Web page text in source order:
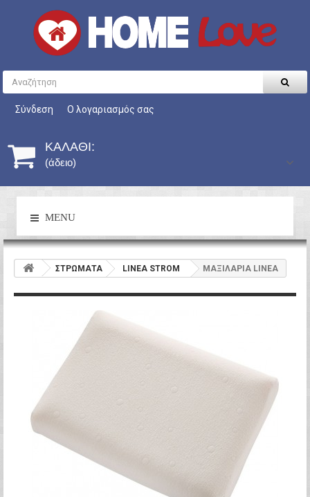
Σύνδεση Ο λογαριασμός σας
ΚΑΛΆΘΙ:
(άδειο)
MENU
ΣΤΡΩΜΑΤΑ LINEA STROM ΜΑΞΙΛΑΡΙΑ LINEA